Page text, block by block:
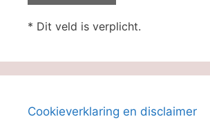
* Dit veld is verplicht.
Cookieverklaring en disclaimer